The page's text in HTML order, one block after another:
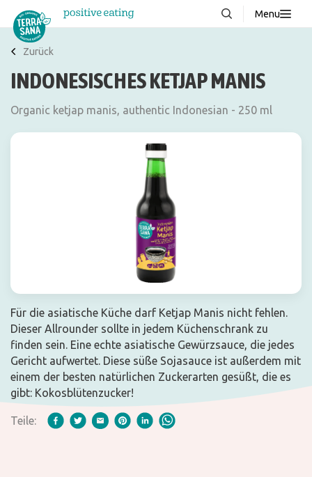
Menu
Über uns
Wissenswertes
Zurück
INDONESISCHES KETJAP MANIS
Organic ketjap manis, authentic Indonesian - 250 ml
Für die asiatische Küche darf Ketjap Manis nicht fehlen.
Dieser Allrounder sollte in jedem Küchenschrank zu
finden sein. Eine echte asiatische Gewürzsauce, die jedes
Gericht aufwertet. Diese süße Sojasauce ist außerdem mit
einem der besten natürlichen Zuckerarten gesüßt, die es
gibt: Kokosblütenzucker!
Teile: